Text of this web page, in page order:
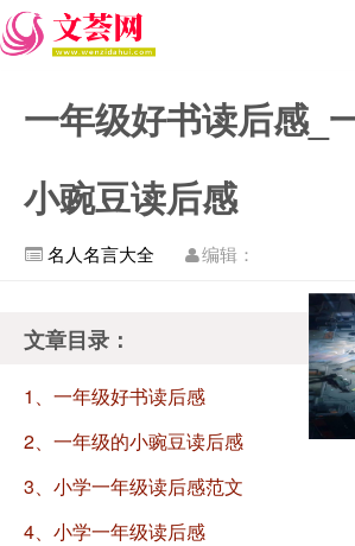
一年级好书读后感_
小豌豆读后感
名人名言大全 编辑：
文章目录：
1、一年级好书读后感
2、一年级的小豌豆读后感
3、小学一年级读后感范文
4、小学一年级读后感